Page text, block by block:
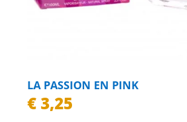
LA PASSION EN PINK
€3,25